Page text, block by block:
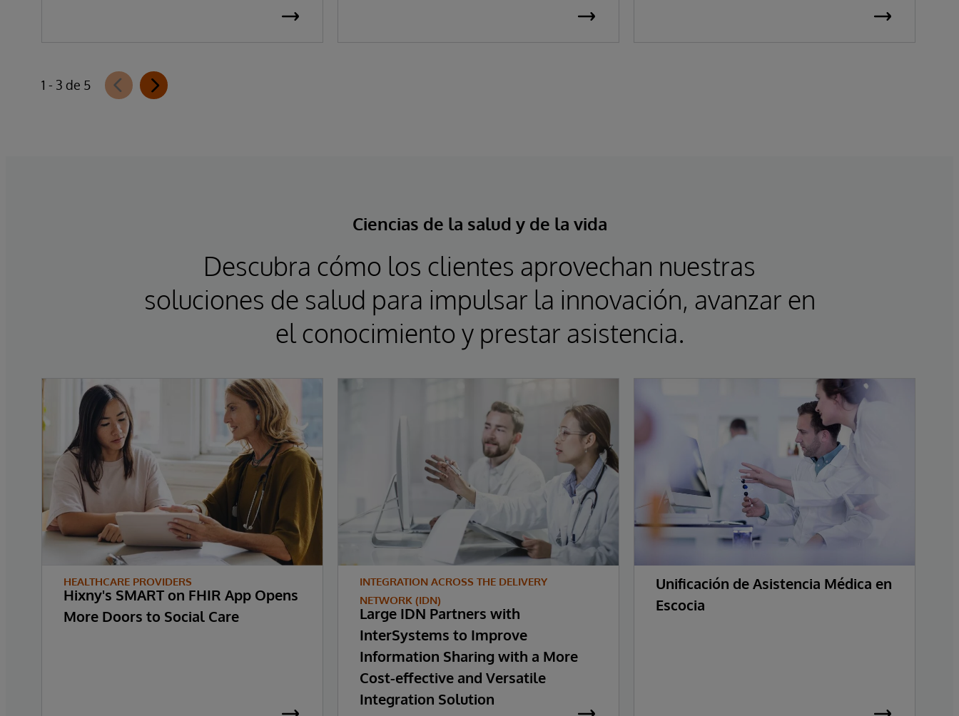
1 - 3 de 5
Ciencias de la salud y de la vida
Descubra cómo los clientes aprovechan nuestras
soluciones de salud para impulsar la innovación, avanzar en
el conocimiento y prestar asistencia.
HEALTHCARE PROVIDERS
Hixny's SMART on FHIR App Opens
More Doors to Social Care
INTEGRATION ACROSS THE DELIVERY
NETWORK (IDN)
Large IDN Partners with
InterSystems to Improve
Information Sharing with a More
Cost-effective and Versatile
Integration Solution
Unificación de Asistencia Médica en
Escocia